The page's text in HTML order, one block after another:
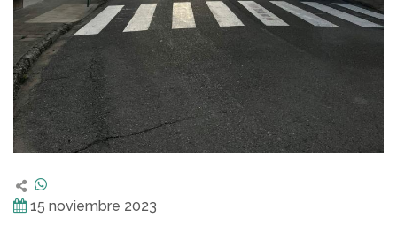
15 noviembre 2023